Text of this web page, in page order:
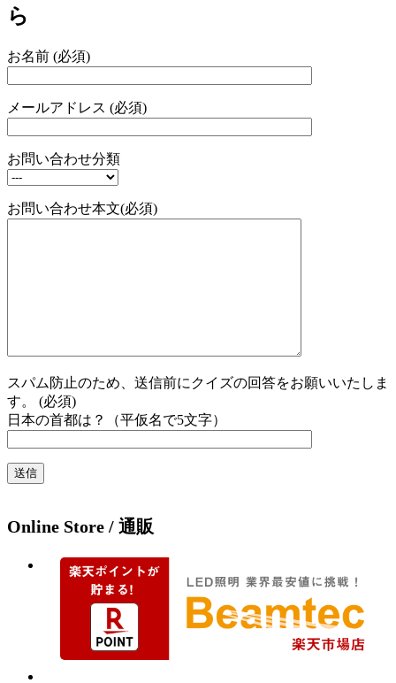
ら
お名前 (必須)
メールアドレス (必須)
お問い合わせ分類
お問い合わせ本文(必須)
スパム防止のため、送信前にクイズの回答をお願いいたしま
す。 (必須)
日本の首都は？（平仮名で5文字）
Online Store / 通販